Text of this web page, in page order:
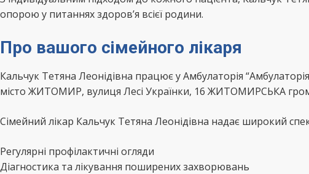
опорою у питаннях здоров’я всієї родини.
Про вашого сімейного лікаря
Кальчук Тетяна Леонідівна працює у Амбулаторія
місто ЖИТОМИР, вулиця Лесі Українки, 16 ЖИТОМИРСЬКА
Сімейний лікар Кальчук Тетяна Леонідівна надає широкий
Регулярні профілактичні огляди
Діагностика та лікування поширених захворювань